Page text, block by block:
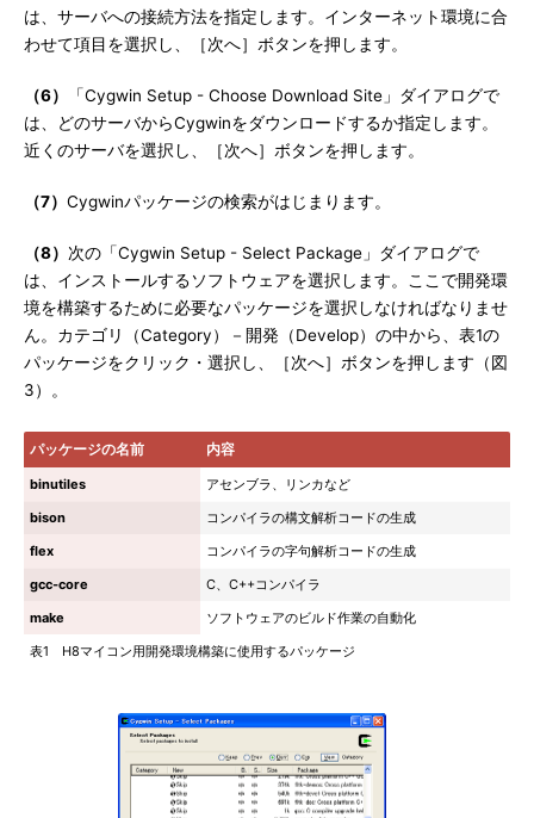
は、サーバへの接続方法を指定します。インターネット環境に合
わせて項目を選択し、［次へ］ボタンを押します。
（6）
「Cygwin Setup - Choose Download Site」ダイアログで
は、どのサーバからCygwinをダウンロードするか指定します。
近くのサーバを選択し、［次へ］ボタンを押します。
（7） Cygwinパッケージの検索がはじまります。
（8） 次の「Cygwin Setup - Select Package」ダイアログで
は、インストールするソフトウェアを選択します。ここで開発環
境を構築するために必要なパッケージを選択しなければなりませ
ん。カテゴリ（Category）－開発（Develop）の中から、表1の
パッケージをクリック・選択し、［次へ］ボタンを押します（図
3）。
パッケージの名前 内容
binutiles
アセンブラ、リンカなど
bison
コンパイラの構文解析コードの生成
flex
コンパイラの字句解析コードの生成
gcc-core
C、C++コンパイラ
make
ソフトウェアのビルド作業の自動化
表1 H8マイコン用開発環境構築に使用するパッケージ